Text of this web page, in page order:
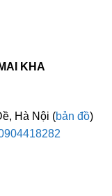
KHA
Hà Nội (bản đồ)